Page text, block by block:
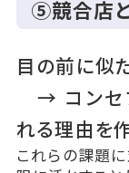
⑤競合店
目の前に似
→ コンセ
れる理由を
これらの課題